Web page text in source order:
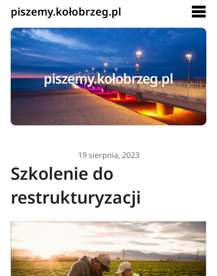
piszemy.kołobrzeg.pl
piszemy.kołobrzeg.pl
19 sierpnia, 2023
Szkolenie do
restrukturyzacji